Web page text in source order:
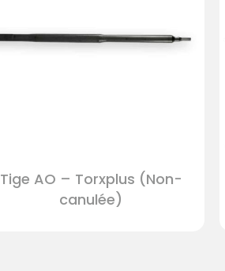
Tige AO – Torxplus (Non-
canulée)